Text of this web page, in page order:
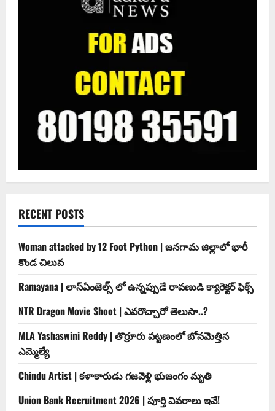
RECENT POSTS
Woman attacked by 12 Foot Python | జనగామ జిల్లాలో భారీ
కొండ చిలువ
Ramayana | లాస్ఏంజెల్స్ లో ఉన్నప్పుడే రావణుడి క్యారెక్టర్ ఫిక్స్
NTR Dragon Movie Shoot | ఎవరొచ్చారో తెలుసా..?
MLA Yashaswini Reddy | తొర్రూరు పట్టణంలో బోనమెత్తిన
ఎమ్మెల్యే
Chindu Artist | కళాకారుడు గజవెళ్లి భుజంగం మృతి
Union Bank Recruitment 2026 | పూర్తి వివరాలు ఇవే!